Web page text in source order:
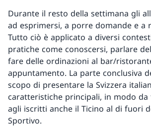
Durante il resto della settimana gli
ad esprimersi, a porre domande e a
Tutto ciò è applicato a diversi
pratiche come conoscersi, parlare
fare delle ordinazioni al bar/
appuntamento. La parte conclusiva
scopo di presentare la Svizzera
caratteristiche principali, in modo da
agli iscritti anche il Ticino al di fuori
Sportivo.